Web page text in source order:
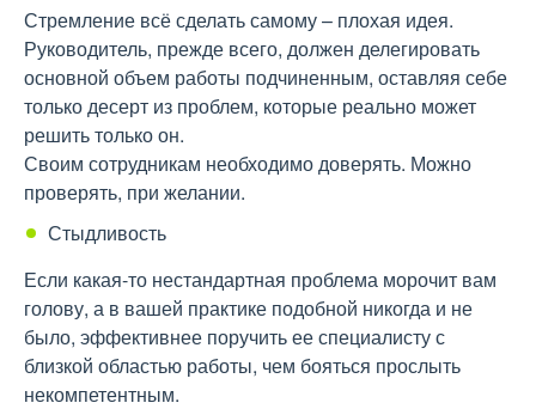
Стремление всё сделать самому – плохая идея.
Руководитель, прежде всего, должен делегировать
основной объем работы подчиненным, оставляя себе
только десерт из проблем, которые реально может
решить только он.
Своим сотрудникам необходимо доверять. Можно
проверять, при желании.
Стыдливость
Если какая-то нестандартная проблема морочит вам
голову, а в вашей практике подобной никогда и не
было, эффективнее поручить ее специалисту с
близкой областью работы, чем бояться прослыть
некомпетентным.